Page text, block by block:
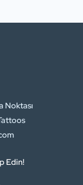
Noktası
Edin!